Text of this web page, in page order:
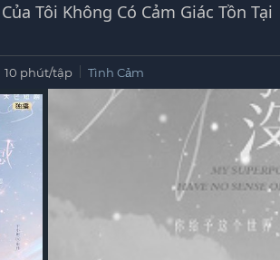
Tôi Không Có Cảm Giác Tồn Tại
10 phút/tập Tình Cảm